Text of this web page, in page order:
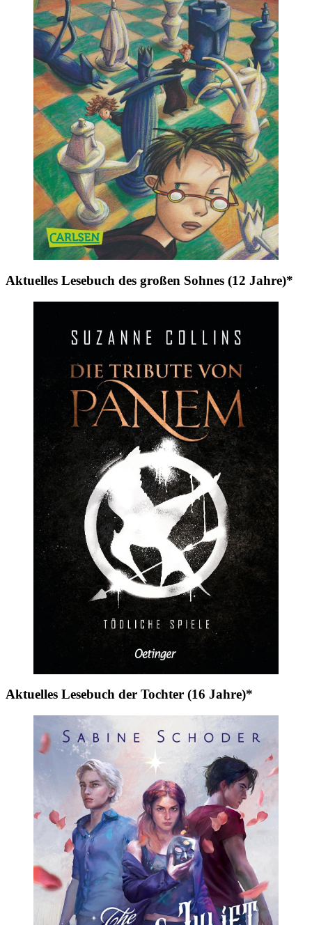
Aktuelles Lesebuch des großen Sohnes (12 Jahre)*
Aktuelles Lesebuch der Tochter (16 Jahre)*